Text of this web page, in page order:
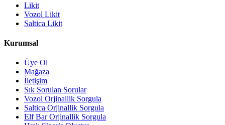
Likit
Vozol Likit
Saltica Likit
Kurumsal
Üye Ol
Mağaza
İletişim
Sık Sorulan Sorular
Vozol Orjinallik Sorgula
Saltica Orjinallik Sorgula
Elf Bar Orjinallik Sorgula